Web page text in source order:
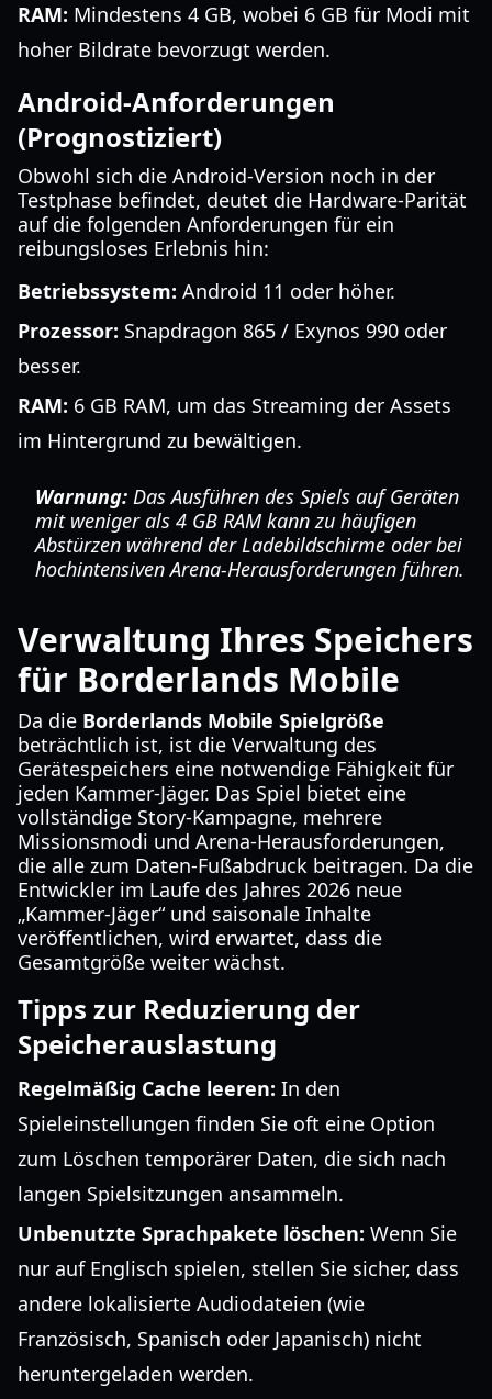
RAM: Mindestens 4 GB, wobei 6 GB für Modi mit
hoher Bildrate bevorzugt werden.
Android-Anforderungen
(Prognostiziert)
Obwohl sich die Android-Version noch in der
Testphase befindet, deutet die Hardware-Parität
auf die folgenden Anforderungen für ein
reibungsloses Erlebnis hin:
Betriebssystem: Android 11 oder höher.
Prozessor: Snapdragon 865 / Exynos 990 oder
besser.
RAM: 6 GB RAM, um das Streaming der Assets
im Hintergrund zu bewältigen.
Warnung: Das Ausführen des Spiels auf Geräten
mit weniger als 4 GB RAM kann zu häufigen
Abstürzen während der Ladebildschirme oder bei
hochintensiven Arena-Herausforderungen führen.
Verwaltung Ihres Speichers
für Borderlands Mobile
Da die Borderlands Mobile Spielgröße
beträchtlich ist, ist die Verwaltung des
Gerätespeichers eine notwendige Fähigkeit für
jeden Kammer-Jäger. Das Spiel bietet eine
vollständige Story-Kampagne, mehrere
Missionsmodi und Arena-Herausforderungen,
die alle zum Daten-Fußabdruck beitragen. Da die
Entwickler im Laufe des Jahres 2026 neue
„Kammer-Jäger“ und saisonale Inhalte
veröffentlichen, wird erwartet, dass die
Gesamtgröße weiter wächst.
Tipps zur Reduzierung der
Speicherauslastung
Regelmäßig Cache leeren: In den
Spieleinstellungen finden Sie oft eine Option
zum Löschen temporärer Daten, die sich nach
langen Spielsitzungen ansammeln.
Unbenutzte Sprachpakete löschen: Wenn Sie
nur auf Englisch spielen, stellen Sie sicher, dass
andere lokalisierte Audiodateien (wie
Französisch, Spanisch oder Japanisch) nicht
heruntergeladen werden.